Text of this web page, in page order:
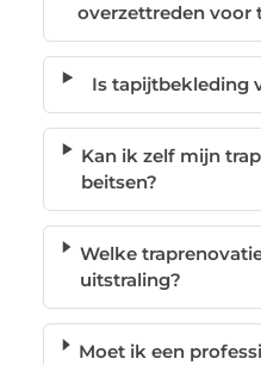
overzettreden voor
Is tapijtbekleding
Kan ik zelf mijn
beitsen?
Welke
uitstraling?
Moet ik een